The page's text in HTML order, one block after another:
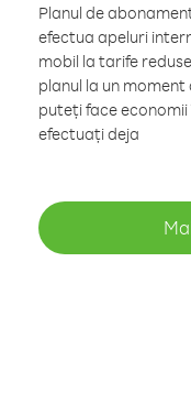
Planul de
efectua apeluri
mobil la tarife
planul la un
puteți face
efectuați deja